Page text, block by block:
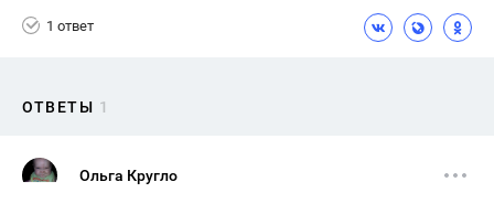
1 ответ
ОТВЕТЫ 1
Ольга Кругло